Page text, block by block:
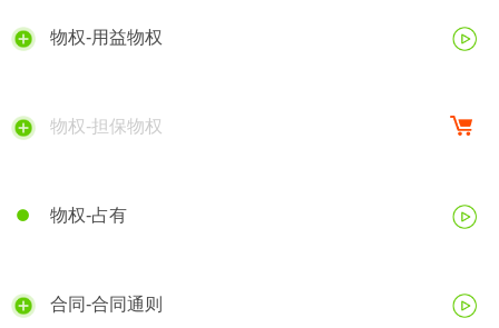
物权-用益物权
物权-担保物权
物权-占有
合同-合同通则